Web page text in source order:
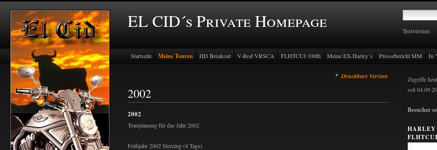
EL CID´s Private Homepage Textversion
Textversion
Startseite Meine Touren HD Breakout V-Rod VRSCA FLHTCUI 100th Meine EX-Harley´s Pressebericht MM In
Druckbare Version
2002
2002
Tourplanung für das Jahr 2002
Frühjahr 2002 Sterzing (4 Tage)
Zugriffe
seit
Besucher
HARLEY